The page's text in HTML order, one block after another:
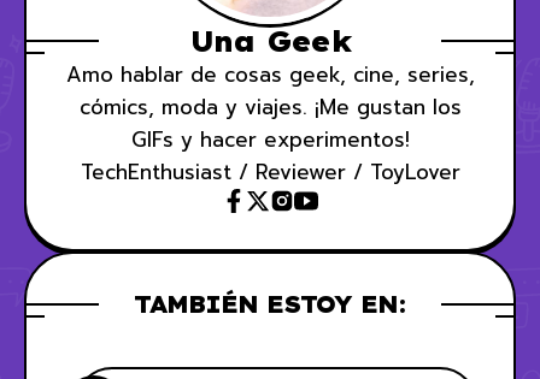
Una Geek
Amo hablar de cosas geek, cine, series,
cómics, moda y viajes. ¡Me gustan los
GIFs y hacer experimentos!
TechEnthusiast / Reviewer / ToyLover
TAMBIÉN ESTOY EN: